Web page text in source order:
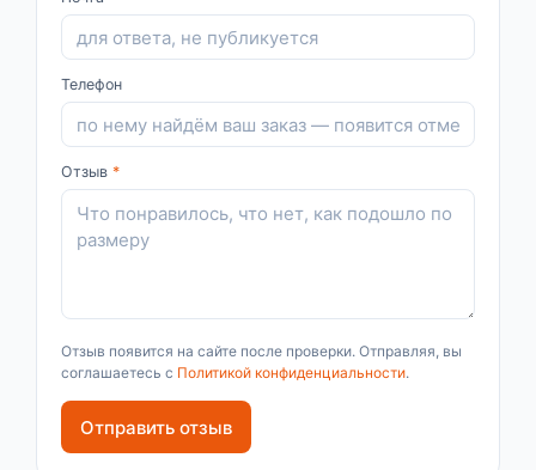
Телефон
Отзыв *
Отзыв появится на сайте после проверки. Отправляя, вы
соглашаетесь с Политикой конфиденциальности.
Отправить отзыв